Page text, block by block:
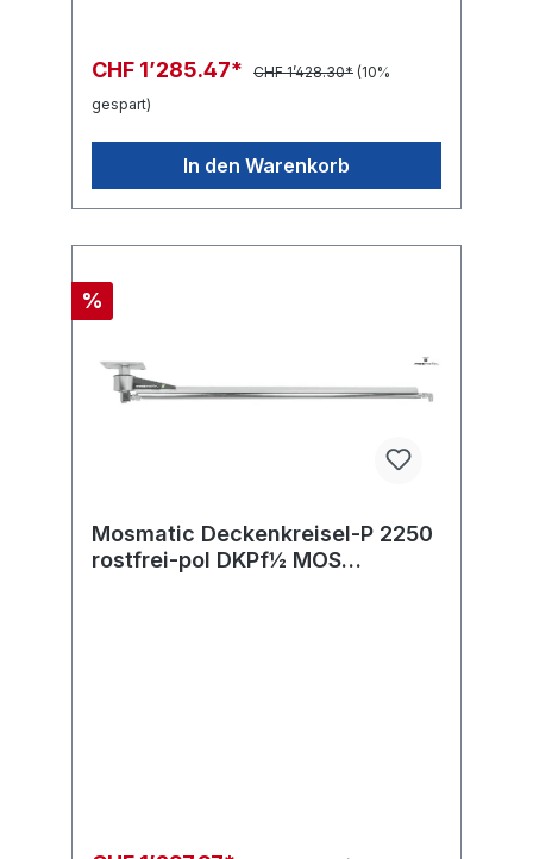
CHF 1’285.47* CHF 1’428.30* (10%
gespart)
In den Warenkorb
%
Mosmatic Deckenkreisel-P 2250
rostfrei-pol DKPf½ MOS